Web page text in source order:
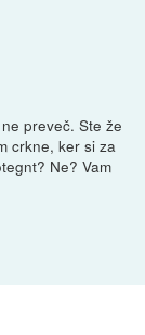
preveč. Ste že
crkne, ker si za
Ne? Vam